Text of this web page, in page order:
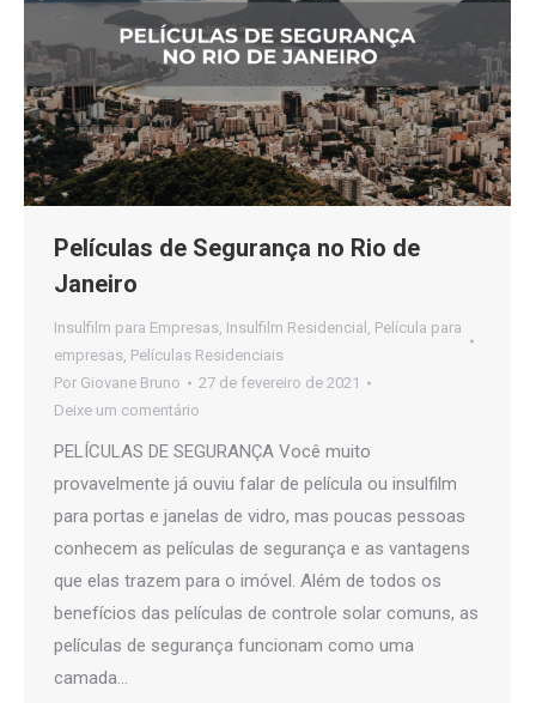
Películas de Segurança no Rio de
Janeiro
Insulfilm para Empresas, Insulfilm Residencial , Película para
empresas, Películas Residenciais
Por Giovane Bruno
27 de fevereiro de 2021
Deixe um comentário
PELÍCULAS DE SEGURANÇA Você muito
provavelmente já ouviu falar de película ou insulfilm
para portas e janelas de vidro, mas poucas pessoas
conhecem as películas de segurança e as vantagens
que elas trazem para o imóvel. Além de todos os
benefícios das películas de controle solar comuns, as
películas de segurança funcionam como uma
camada…